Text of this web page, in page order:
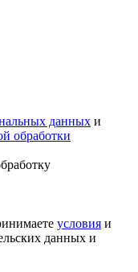
данных и
обработки
условия и
данных и